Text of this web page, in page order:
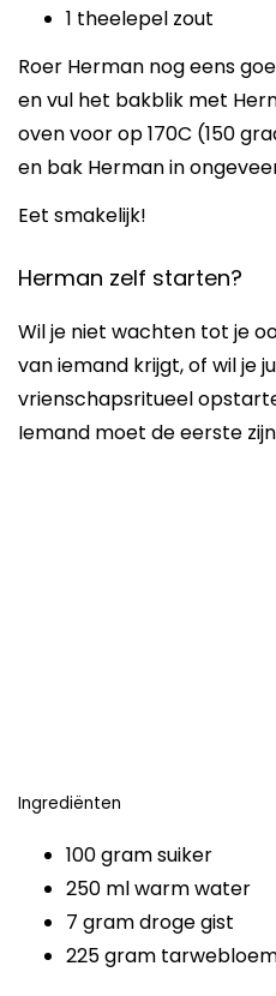
1 theelepel zout
Roer Herman nog eens
en vul het bakblik met
oven voor op 170C (150
en bak Herman in
Eet smakelijk!
Herman zelf starten?
Wil je niet wachten tot je
van iemand krijgt, of wil je
vrienschapsritueel
Iemand moet de eerste
Ingrediënten
100 gram suiker
250 ml warm water
7 gram droge gist
225 gram